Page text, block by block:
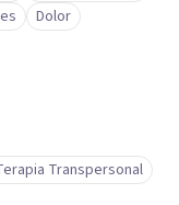
Dolor
Transpersonal